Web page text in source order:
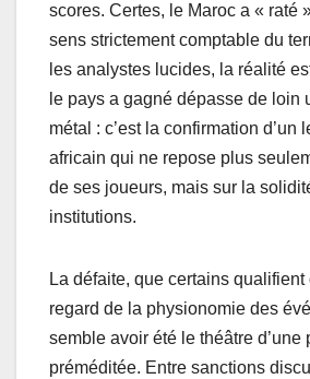
scores. Certes, le Maroc a « raté
sens strictement comptable du
les analystes lucides, la réalité
le pays a gagné dépasse de loin
métal : c’est la confirmation d’un
africain qui ne repose plus
de ses joueurs, mais sur la
institutions.
La défaite, que certains qualifient
regard de la physionomie des
semble avoir été le théâtre d’une
préméditée. Entre sanctions